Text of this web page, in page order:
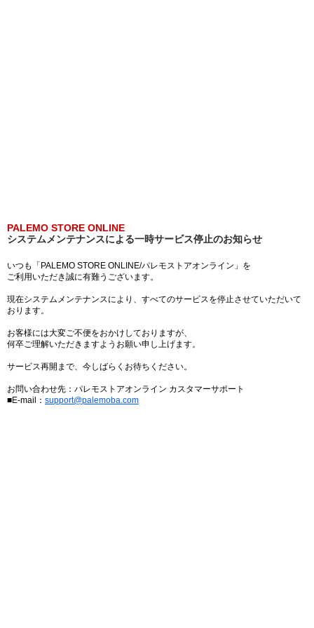
PALEMO STORE ONLINE
システムメンテナンスによる一時サービス停止のお知らせ
いつも「PALEMO STORE ONLINE/パレモストアオンライン」を
ご利用いただき誠に有難うございます。
現在システムメンテナンスにより、すべてのサービスを停止させていただいて
おります。
お客様には大変ご不便をおかけしておりますが、
何卒ご理解いただきますようお願い申し上げます。
サービス再開まで、今しばらくお待ちください。
お問い合わせ先：パレモストアオンライン カスタマーサポート
■E-mail： support@palemoba.com